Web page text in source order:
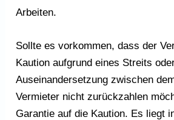
Arbeiten.
Sollte es vorkommen, dass der
Kaution aufgrund eines Streits
Auseinandersetzung zwischen
Vermieter nicht zurückzahlen
Garantie auf die Kaution. Es liegt